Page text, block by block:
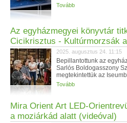
Tovább
Az egyházmegyei könyvtár
Cicikrisztus - Kultúrmorzsák
2025. augusztus 24. 11:15
Bepillantottunk az
Sarlós Boldogasszony
megtekintettük az
Tovább
Mira Orient Art LED-
a moziárkád alatt (videóval)